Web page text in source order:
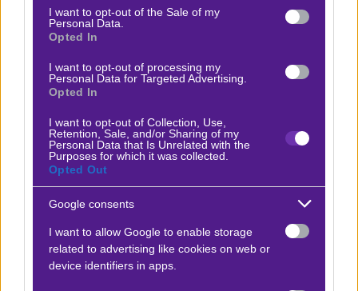
consent section.
I want to opt-out of the Sale of my
Personal Data.
Opted In
I want to opt-out of processing my
Personal Data for Targeted Advertising.
Opted In
I want to opt-out of Collection, Use,
Retention, Sale, and/or Sharing of my
Personal Data that Is Unrelated with the
Purposes for which it was collected.
Opted Out
Google consents
I want to allow Google to enable storage
related to advertising like cookies on web or
device identifiers in apps.
Ο Βίρτανεν είναι πιο έμπειρος, πιο αξιόπιστος καιέχει
ρεκόρ 2-0 απέναντι στον αντίπαλό
conditions. Η τιμή του 1.90από τηStoiximan
είναι
απόλυτα σωστή και θα την επιλέξουμε.
Δείτε με ένα κλικ τις καλύτερες προσφορές της ημέρας
Ο Betmatrix Team προτείνει:
Αλεξάντερ Μπλοξ - Ότο Βίρτανεν
ATP 31.10.2025|16:20 x20